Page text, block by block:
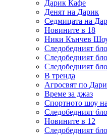
Дарик Кафе
Денят на Дарик
Седмицата на
Новините в 18
Ники Кънчев
Следобедният
Следобедният
Следобедният
В тренда
Агросвят по
Време за джаз
Спортното шоу
Следобедният
Новините в 12
Следобедният